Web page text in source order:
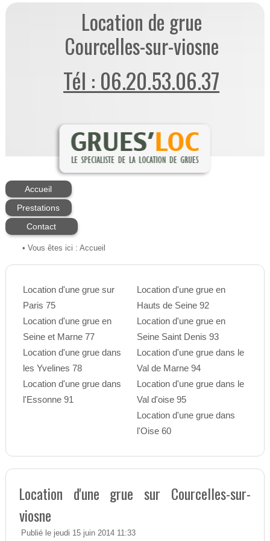
Location de grue
Courcelles-sur-viosne
Tél : 06.20.53.06.37
Accueil
Prestations
Contact
• Vous êtes ici : Accueil
Location d'une grue sur
Paris 75
Location d'une grue en
Seine et Marne 77
Location d'une grue dans
les Yvelines 78
Location d'une grue dans
l'Essonne 91
Location d'une grue en
Hauts de Seine 92
Location d'une grue en
Seine Saint Denis 93
Location d'une grue dans le
Val de Marne 94
Location d'une grue dans le
Val d'oise 95
Location d'une grue dans
l'Oise 60
Location d'une grue sur Courcelles-sur-
viosne
Publié le jeudi 15 juin 2014 11:33